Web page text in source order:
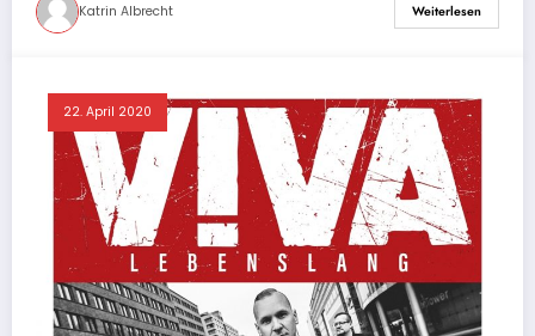
Katrin Albrecht Weiterlesen
22. April 2020